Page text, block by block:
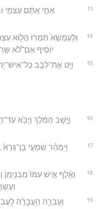
13
אַחַ֣י אַתֶּ֔ם עַצְמִ֥י
14
וְלַֽעֲמָשָׂא֙ תֹּֽמְר֔וּ הֲל֛וֹא
יוֹסִ֔יף אִם־לֹ֠א
15
וַיַּ֛ט אֶת־לְבַ֥ב
16
וַיָּ֣שָׁב הַמֶּ֔לֶךְ וַיָּבֹ֖א
17
וַיְמַהֵ֗ר שִׁמְעִ֤י בֶן־גֵּרָא֙
18
וְאֶ֨לֶף אִ֣ישׁ עִמּוֹ֮ מִבִּנְיָמִן֒
19
וְעָבְרָ֣ה הָעֲבָרָ֗ה